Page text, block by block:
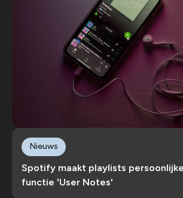
Spotify maakt playlists
functie 'User Notes'
Nieuws